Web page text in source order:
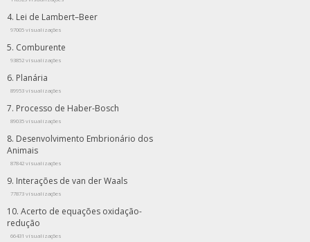
Lei de Lambert–Beer
97005 visualizações
Comburente
93852 visualizações
Planária
89953 visualizações
Processo de Haber-Bosch
89035 visualizações
Desenvolvimento Embrionário dos
Animais
87842 visualizações
Interações de van der Waals
77873 visualizações
Acerto de equações oxidação-
redução
66431 visualizações